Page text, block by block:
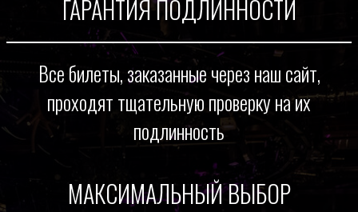
ГАРАНТИЯ ПОДЛИННОСТИ
Все билеты, заказанные через наш сайт,
проходят тщательную проверку на их
подлинность
МАКСИМАЛЬНЫЙ ВЫБОР